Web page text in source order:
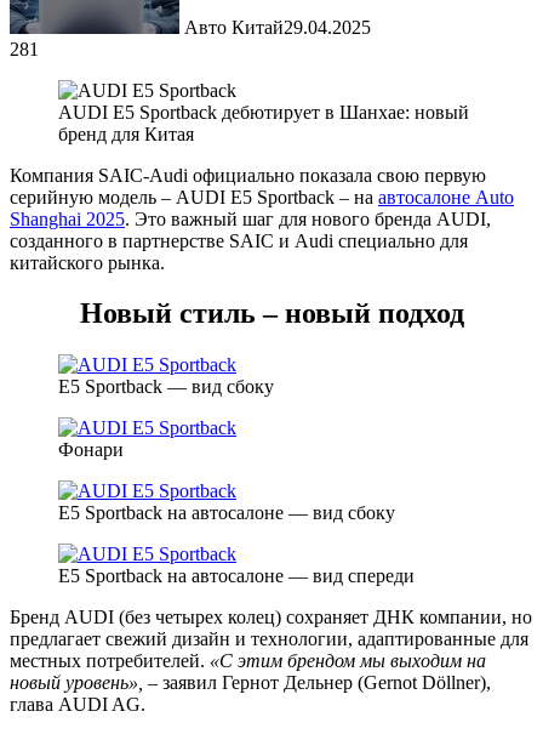
Авто Китай29.04.2025
281
AUDI E5 Sportback дебютирует в Шанхае: новый
бренд для Китая
Компания SAIC-Audi официально показала свою первую
серийную модель – AUDI E5 Sportback – на автосалоне Auto
Shanghai 2025. Это важный шаг для нового бренда AUDI,
созданного в партнерстве SAIC и Audi специально для
китайского рынка.
Новый стиль – новый подход
E5 Sportback — вид сбоку
Фонари
E5 Sportback на автосалоне — вид сбоку
E5 Sportback на автосалоне — вид спереди
Бренд AUDI (без четырех колец) сохраняет ДНК компании, но
предлагает свежий дизайн и технологии, адаптированные для
местных потребителей. «С этим брендом мы выходим на
новый уровень», – заявил Гернот Дельнер (Gernot Döllner),
глава AUDI AG.